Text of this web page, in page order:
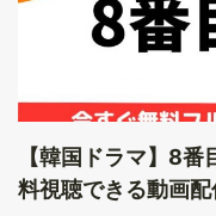
【韓国ドラマ】8
料視聴できる動画